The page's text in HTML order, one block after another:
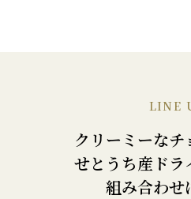
LINE
クリーミーなチ
せとうち産ドラ
組み合わせ